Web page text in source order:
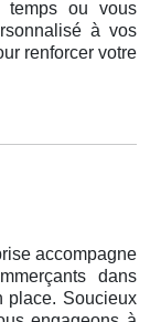
temps ou vous
à vos
renforcer votre
accompagne
dans
place. Soucieux